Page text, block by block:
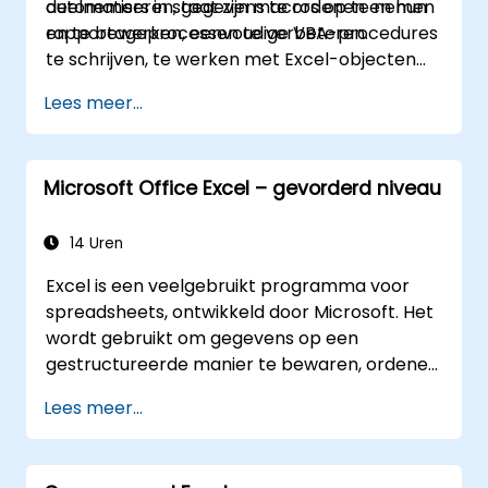
rapportageprocessen en ontgrendel alle
mogelijkheden van Microsoft Excel om betere
beslissingen te nemen en de productiviteit op
het werk te verhogen.
automatiseren, gegevens te ordenen en hun
rapportageprocessen te verbeteren.
deelnemers in staat zijn macros op te nemen
en te bewerken, eenvoudige VBA-procedures
te schrijven, te werken met Excel-objecten
basisautomatiseringsoplossingen te
debuggen.
Lees meer...
Microsoft Office Excel – gevorderd niveau
14 Uren
Excel is een veelgebruikt programma voor
spreadsheets, ontwikkeld door Microsoft. Het
wordt gebruikt om gegevens op een
gestructureerde manier te bewaren, ordenen
belangrijke kenmerken van Excel: 1.
Spreadsheets: Het bestaat uit verschillende
werkbladen; elk werkblad is een raster van
Lees meer...